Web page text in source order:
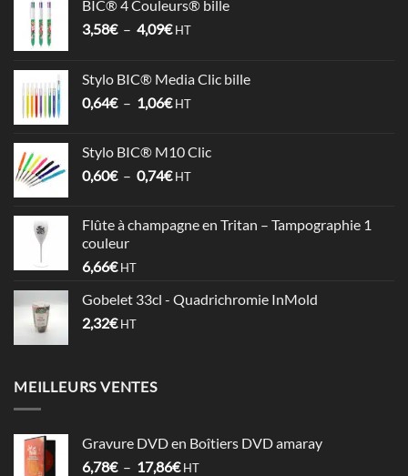
BIC® 4 Couleurs® bille
3,58€ – 4,09€Plage
3,58€
à
HT
Stylo BIC® Media Clic bille
0,64€ – 1,06€Plage
0,64€
à
HT
Stylo BIC® M10 Clic
0,60€ – 0,74€Plage
0,60€
HT
Flûte à champagne en Tritan – Tampographie 1
couleur
6,66€ HT
Gobelet 33cl - Quadrichromie InMold
2,32€ HT
MEILLEURS VENTES
Gravure DVD en Boîtiers DVD amaray
6,78€ – 17,86€Plage
HT